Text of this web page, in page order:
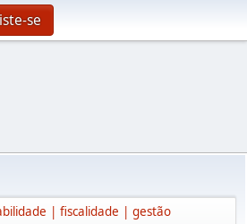
se
| fiscalidade | gestão